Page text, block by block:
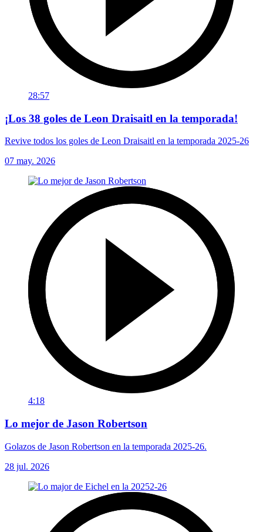
28:57
¡Los 38 goles de Leon Draisaitl en la temporada!
Revive todos los goles de Leon Draisaitl en la temporada 2025-26
07 may. 2026
4:18
Lo mejor de Jason Robertson
Golazos de Jason Robertson en la temporada 2025-26.
28 jul. 2026